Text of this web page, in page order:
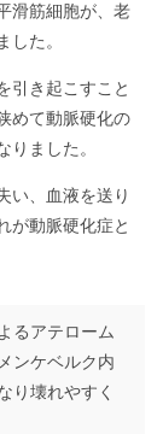
滑筋細胞が、老
た。
引き起こすこと
めて動脈硬化の
ました。
い、血液を送り
が動脈硬化症と
るアテローム
ンケベルク内
り壊れやすく